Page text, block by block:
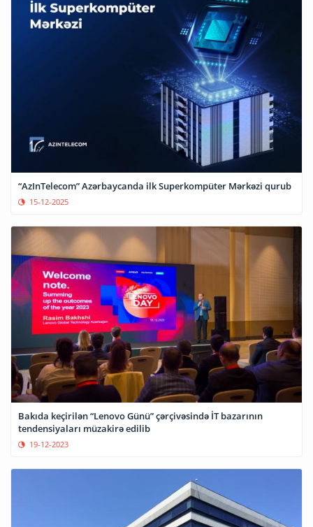
“AzInTelecom” Azərbaycanda ilk Superkompüter Mərkəzi qurub
15-12-2025
Bakıda keçirilən “Lenovo Günü” çərçivəsində İT bazarının
tendensiyaları müzakirə edilib
19-12-2023